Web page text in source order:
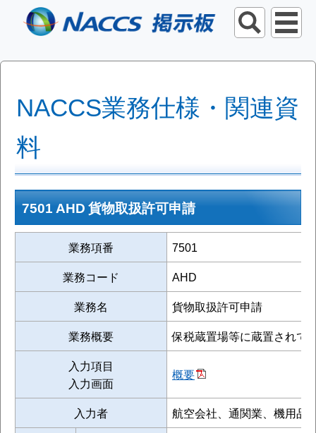
NACCS業務仕様・関連資
料
7501 AHD 貨物取扱許可申請
業務項番
7501
業務コード
AHD
業務名
貨物取扱許可申請
業務概要
保税蔵置場等に蔵置されて
入力項目
入力画面
概要
入力者 航空会社、通関業、機用品